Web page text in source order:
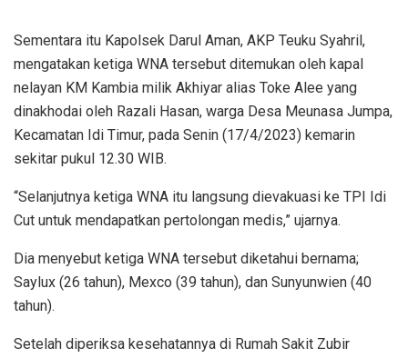
Sementara itu Kapolsek Darul Aman, AKP Teuku Syahril,
mengatakan ketiga WNA tersebut ditemukan oleh kapal
nelayan KM Kambia milik Akhiyar alias Toke Alee yang
dinakhodai oleh Razali Hasan, warga Desa Meunasa Jumpa,
Kecamatan Idi Timur, pada Senin (17/4/2023) kemarin
sekitar pukul 12.30 WIB.
“Selanjutnya ketiga WNA itu langsung dievakuasi ke TPI Idi
Cut untuk mendapatkan pertolongan medis,” ujarnya.
Dia menyebut ketiga WNA tersebut diketahui bernama;
Saylux (26 tahun), Mexco (39 tahun), dan Sunyunwien (40
tahun).
Setelah diperiksa kesehatannya di Rumah Sakit Zubir